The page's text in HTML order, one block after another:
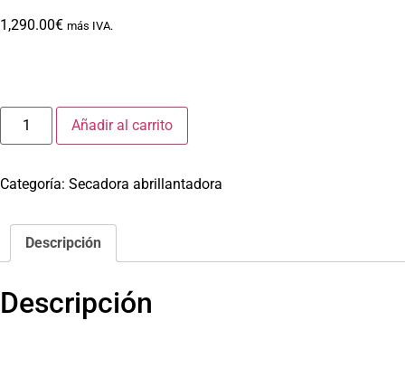
1,290.00€ más IVA.
Añadir al carrito
Categoría: Secadora abrillantadora
Descripción
Descripción